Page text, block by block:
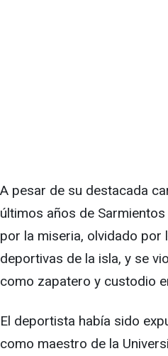
A pesar de su destacada
últimos años de
por la miseria, olvidado por
deportivas de la isla, y se
como zapatero y custodio
El deportista había sido
como maestro de la